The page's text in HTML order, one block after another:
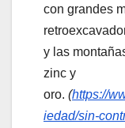
con grandes
y las
zinc y
oro. (https://
iedad/sin-